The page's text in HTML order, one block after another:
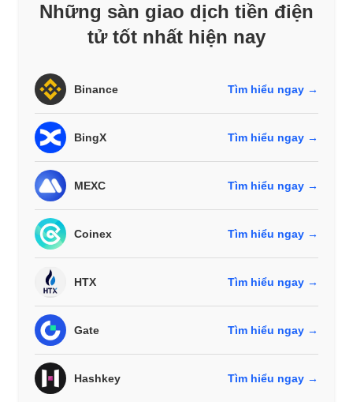
Những sàn giao dịch tiền điện
tử tốt nhất hiện nay
Binance Tìm hiểu ngay →
BingX Tìm hiểu ngay →
MEXC Tìm hiểu ngay →
Coinex Tìm hiểu ngay →
HTX Tìm hiểu ngay →
Gate Tìm hiểu ngay →
Hashkey Tìm hiểu ngay →